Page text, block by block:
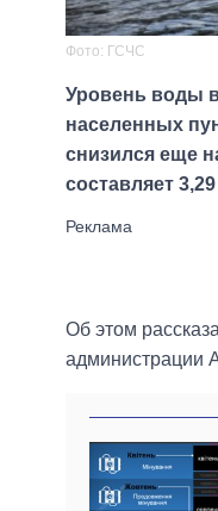
Фото: ГСЧС
Уровень воды
населенных
снизился еще
составляет
Об этом
администрации